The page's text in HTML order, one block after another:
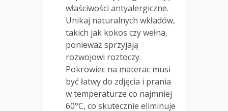
właściwości antyalergiczne.
Unikaj naturalnych wkładów,
takich jak kokos czy wełna,
ponieważ sprzyjają
rozwojowi roztoczy.
Pokrowiec na materac musi
być łatwy do zdjęcia i prania
w temperaturze co najmniej
60°C, co skutecznie eliminuje